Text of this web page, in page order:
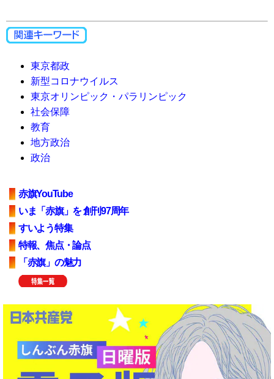
東京都政
新型コロナウイルス
東京オリンピック・パラリンピック
社会保障
教育
地方政治
政治
赤旗YouTube
いま「赤旗」を 創刊97周年
すいよう特集
特報、焦点・論点
「赤旗」の魅力